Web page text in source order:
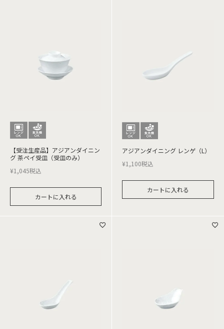
【受注生産品】アジアンダイニン
グ 茶ペイ受皿（受皿のみ）
¥1,045税込
カートに入れる
アジアンダイニング レンゲ（L）
¥1,100税込
カートに入れる